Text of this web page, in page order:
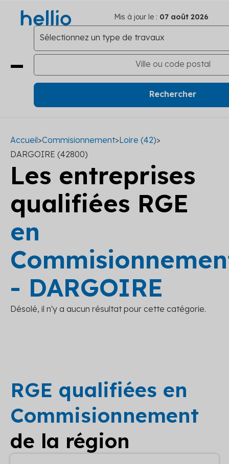
Mis à jour le : 07 août 2026
Accueil>Commisionnement>Loire (42)>
DARGOIRE (42800)
Les entreprises
qualifiées RGE
en
- DARGOIRE
Désolé, il n'y a aucun résultat pour cette catégorie.
RGE qualifiées en
Commisionnement
de la région